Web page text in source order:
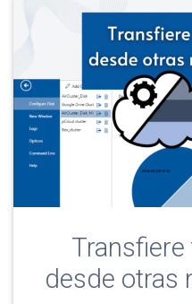
desde otras